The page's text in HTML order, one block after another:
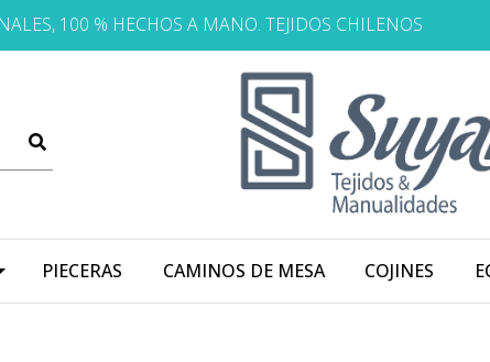
100 % HECHOS A MANO. TEJIDOS CHILENOS
PIECERAS CAMINOS DE MESA COJINES